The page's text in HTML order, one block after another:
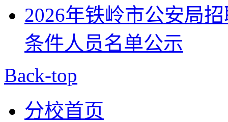
2026年铁岭市公安局
条件人员名单公示
Back-top
分校首页